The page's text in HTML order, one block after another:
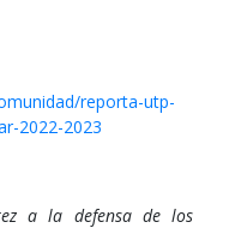
reporta-utp-
2022-2023
a la defensa de los